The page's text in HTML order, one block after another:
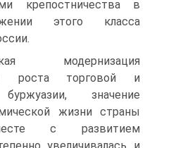
крепостничества в
этого класса
модернизация
роста торговой и
значение
жизни страны
с развитием